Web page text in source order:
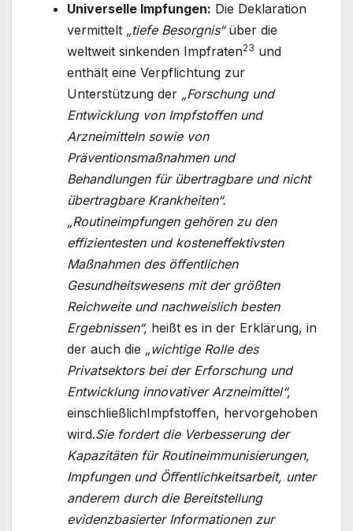
Universelle Impfungen: Die Deklaration
vermittelt „tiefe Besorgnis“über die
weltweit sinkenden Impfraten23 und
enthält eine Verpflichtung zur
Unterstützung der „Forschung und
Entwicklung von Impfstoffen und
Arzneimitteln sowie von
Präventionsmaßnahmen und
Behandlungen für übertragbare und nicht
übertragbare Krankheiten“.
„Routineimpfungen gehören zu den
effizientesten und kosteneffektivsten
Maßnahmen des öffentlichen
Gesundheitswesens mit der größten
Reichweite und nachweislich besten
Ergebnissen“, heißt es in der Erklärung, in
der auch die „wichtige Rolle des
Privatsektors bei der Erforschung und
Entwicklung innovativer Arzneimittel“,
einschließlichImpfstoffen, hervorgehoben
wird.Sie fordert die Verbesserung der
Kapazitäten für Routineimmunisierungen,
Impfungen und Öffentlichkeitsarbeit, unter
anderem durch die Bereitstellung
evidenzbasierter Informationen zur